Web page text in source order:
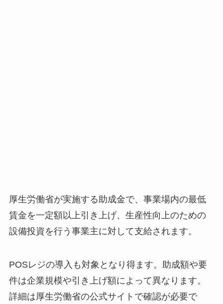
厚生労働省が実施する助成金で、事業場内の最低
賃金を一定額以上引き上げ、生産性向上のための
設備投資を行う事業主に対して支給されます。
​POSレジの導入も対象となり得ます。​助成額や要
件は企業規模や引き上げ額によって異なります。​
詳細は厚生労働省の公式サイトで確認が必要で